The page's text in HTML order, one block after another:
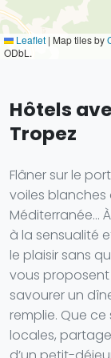
Leaflet | Map tiles by
ODbL.
Hôtels
Tropez
Flâner sur le
voiles blanches
Méditerranée…
à la sensualité
le plaisir sans
vous
savourer un
remplie. Que
locales,